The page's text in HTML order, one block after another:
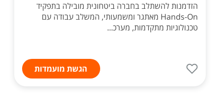
הזדמנות להשתלב בחברה ביטחונית מובילה בתפקיד
Hands-On מאתגר ומשמעותי, המשלב עבודה עם
טכנולוגיות מתקדמות, מערכ...
הגשת מועמדות